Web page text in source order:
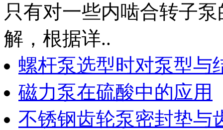
只有对一些内啮合转子
解，根据详..
螺杆泵选型时对泵型与
磁力泵在硫酸中的应用
不锈钢齿轮泵密封垫与